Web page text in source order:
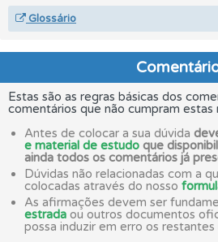
Glossário
Estas são as regras básicas dos
comentários que não cumpram estas
Antes de colocar a sua dúvida
e material de estudo que
ainda todos os comentários já
Dúvidas não relacionadas com a
colocadas através do nosso
As afirmações devem ser
estrada ou outros documentos
possa induzir em erro os restantes